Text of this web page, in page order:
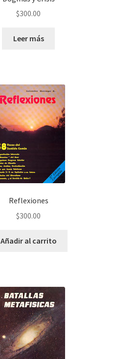
$300.00
Leer más
Reflexiones
$300.00
Añadir al carrito